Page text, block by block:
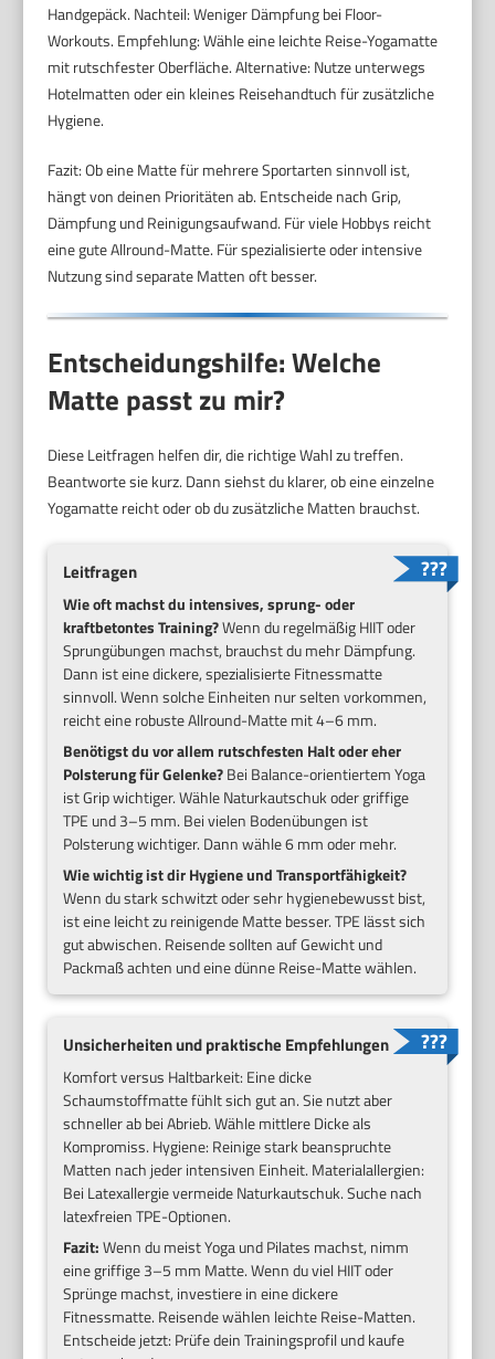
Handgepäck. Nachteil: Weniger Dämpfung bei Floor-
Workouts. Empfehlung: Wähle eine leichte Reise-Yogamatte
mit rutschfester Oberfläche. Alternative: Nutze unterwegs
Hotelmatten oder ein kleines Reisehandtuch für zusätzliche
Hygiene.
Fazit: Ob eine Matte für mehrere Sportarten sinnvoll ist,
hängt von deinen Prioritäten ab. Entscheide nach Grip,
Dämpfung und Reinigungsaufwand. Für viele Hobbys reicht
eine gute Allround-Matte. Für spezialisierte oder intensive
Nutzung sind separate Matten oft besser.
Entscheidungshilfe: Welche
Matte passt zu mir?
Diese Leitfragen helfen dir, die richtige Wahl zu treffen.
Beantworte sie kurz. Dann siehst du klarer, ob eine einzelne
Yogamatte reicht oder ob du zusätzliche Matten brauchst.
Leitfragen
Wie oft machst du intensives, sprung- oder
kraftbetontes Training?Wenn du regelmäßig HIIT oder
Sprungübungen machst, brauchst du mehr Dämpfung.
Dann ist eine dickere, spezialisierte Fitnessmatte
sinnvoll. Wenn solche Einheiten nur selten vorkommen,
reicht eine robuste Allround-Matte mit 4–6 mm.
Benötigst du vor allem rutschfesten Halt oder eher
Polsterung für Gelenke?Bei Balance-orientiertem Yoga
ist Grip wichtiger. Wähle Naturkautschuk oder griffige
TPE und 3–5 mm. Bei vielen Bodenübungen ist
Polsterung wichtiger. Dann wähle 6 mm oder mehr.
Wie wichtig ist dir Hygiene und Transportfähigkeit?
Wenn du stark schwitzt oder sehr hygienebewusst bist,
ist eine leicht zu reinigende Matte besser. TPE lässt sich
gut abwischen. Reisende sollten auf Gewicht und
Packmaß achten und eine dünne Reise-Matte wählen.
Unsicherheiten und praktische Empfehlungen
Komfort versus Haltbarkeit: Eine dicke
Schaumstoffmatte fühlt sich gut an. Sie nutzt aber
schneller ab bei Abrieb. Wähle mittlere Dicke als
Kompromiss. Hygiene: Reinige stark beanspruchte
Matten nach jeder intensiven Einheit. Materialallergien:
Bei Latexallergie vermeide Naturkautschuk. Suche nach
latexfreien TPE-Optionen.
Fazit:Wenn du meist Yoga und Pilates machst, nimm
eine griffige 3–5 mm Matte. Wenn du viel HIIT oder
Sprünge machst, investiere in eine dickere
Fitnessmatte. Reisende wählen leichte Reise-Matten.
Entscheide jetzt: Prüfe dein Trainingsprofil und kaufe